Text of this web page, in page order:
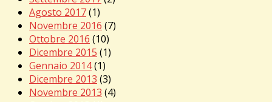
Agosto 2017(1)
Novembre 2016 (7)
Ottobre 2016 (10)
Dicembre 2015 (1)
Gennaio 2014(1)
Dicembre 2013 (3)
Novembre 2013 (4)